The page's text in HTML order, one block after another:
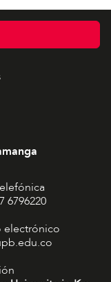
6796220
electrónico